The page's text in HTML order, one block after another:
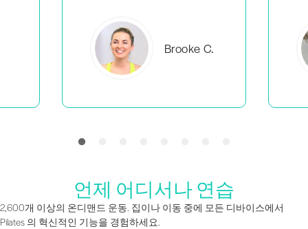
B.
언제 어디서나 연습
2,600개 이상의 온디맨드 운동. 집이나 이동 중에 모든 디바이스에서
Pilates 의 혁신적인 기능을 경험하세요.